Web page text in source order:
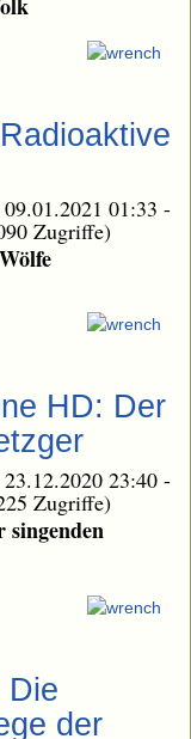
01:33 -
Zugriffe)
HD: Der
23:40 -
Zugriffe)
Die
der